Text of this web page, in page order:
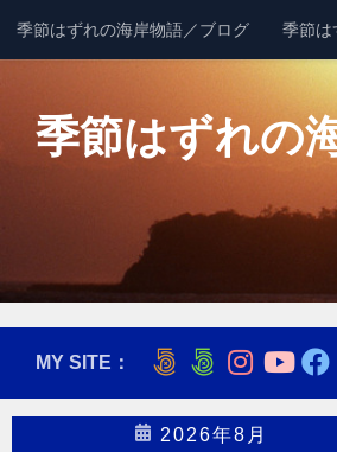
コンテンツへスキップ
季節はずれの海岸物語／ブログ 季節は
季節はずれの
MY SITE：
2026年8月